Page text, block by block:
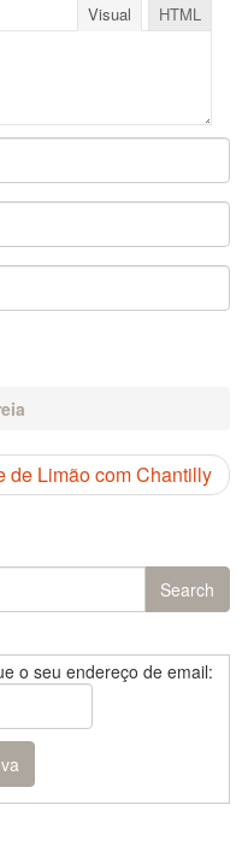
Visual HTML
de Limão com Chantilly
Search
o seu endereço de email: